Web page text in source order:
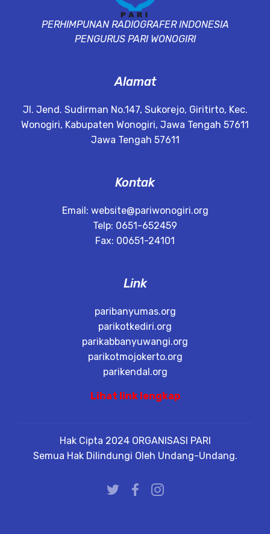
PERHIMPUNAN RADIOGRAFER INDONESIA
PENGURUS PARI WONOGIRI
Alamat
Jl. Jend. Sudirman No.147, Sukorejo, Giritirto, Kec.
Wonogiri, Kabupaten Wonogiri, Jawa Tengah 57611
Jawa Tengah 57611
Kontak
Email: website@pariwonogiri.org
Telp: 0651-652459
Fax: 00651-24101
Link
paribanyumas.org
parikotkediri.org
parikabbanyuwangi.org
parikotmojokerto.org
parikendal.org
Lihat link lengkap
Hak Cipta 2024 ORGANISASI PARI
Semua Hak Dilindungi Oleh Undang-Undang.